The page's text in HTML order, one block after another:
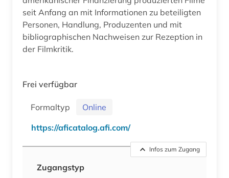
seit Anfang an mit Informationen zu beteiligten
Personen, Handlung, Produzenten und mit
bibliographischen Nachweisen zur Rezeption in
der Filmkritik.
Frei verfügbar
Formaltyp
Online
https://aficatalog.afi.com/
Infos zum Zugang
Zugangstyp